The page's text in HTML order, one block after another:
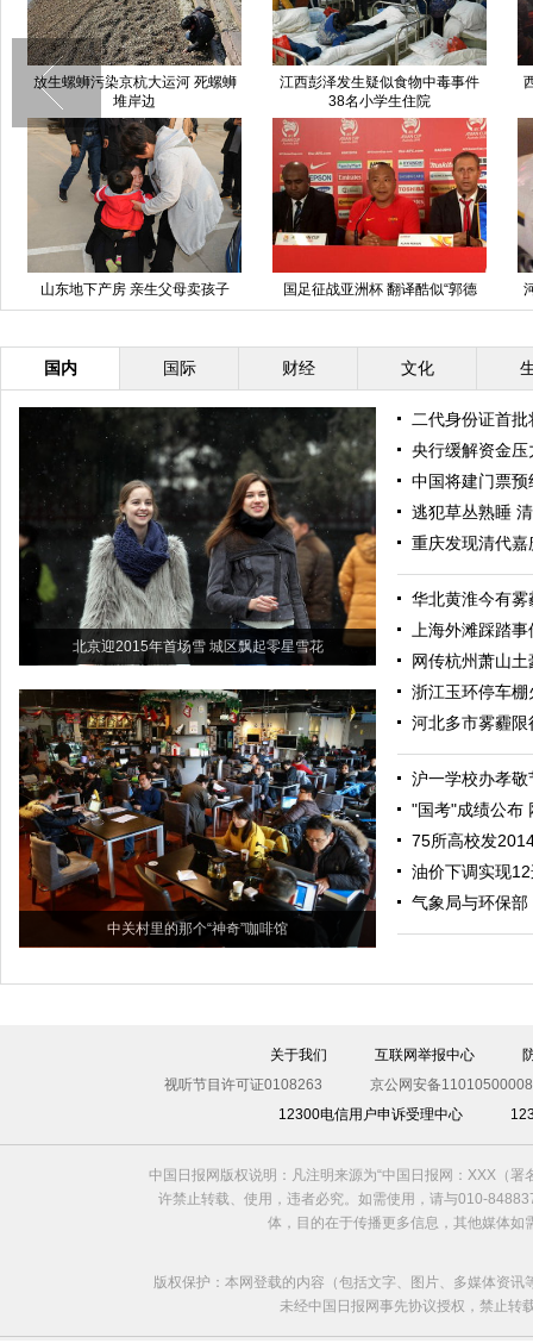
放生螺蛳污染京杭大运河 死螺蛳
堆岸边
江西彭泽发生疑似食物中毒事件
38名小学生住院
山东地下产房 亲生父母卖孩子
国足征战亚洲杯 翻译酷似“郭德
纲”抢镜
国内 国际 财经 文化
北京迎2015年首场雪 城区飘起零星雪花
中关村里的那个“神奇”咖啡馆
二代身份证首
央行缓解资金
中国将建门票
逃犯草丛熟睡
重庆发现清代
华北黄淮今有
上海外滩踩踏
网传杭州萧山
浙江玉环停车
河北多市雾霾
沪一学校办孝
"国考"成绩公布
75所高校发
油价下调实现
气象局与环保
关于我们 互联网举报中心
视听节目许可证0108263
京公网安备
12300电信用户申诉受理中心
中国日报网版权说明：凡注明来源为“中国日报网：XXX（
许禁止转载、使用，违者必究。如需使用，请与010-
体，目的在于传播更多信息，其他媒体
版权保护：本网登载的内容（包括文字、图片、多媒体资
未经中国日报网事先协议授权，禁止转